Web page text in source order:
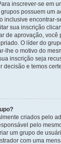
inscrever-se em
possuem um
inclusive encontrar-
sua inscrição
de aprovação, você
O líder do
lhe o motivo do
inscrição seja
decisão e temos
criados pelo
pelo
um grupo de
com uma